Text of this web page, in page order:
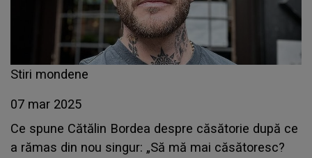
Stiri mondene
07 mar 2025
Ce spune Cătălin Bordea despre căsătorie după ce
a rămas din nou singur: „Să mă mai căsătoresc?